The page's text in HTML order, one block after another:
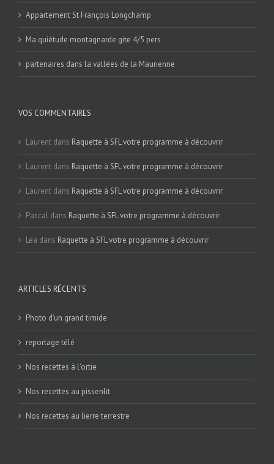
Appartement St François Longchamp
Ma quiétude montagnarde gite 4/5 pers
partenaires dans la vallées de la Maurienne
VOS COMMENTAIRES
Laurent dans Raquette à SFL votre programme à découvrir
Laurent dans Raquette à SFL votre programme à découvrir
Laurent dans Raquette à SFL votre programme à découvrir
Pascal dans Raquette à SFL votre programme à découvrir
Lea dans Raquette à SFL votre programme à découvrir
ARTICLES RÉCENTS
Photo d’un grand timide
reportage télé
Nos recettes à l’ortie
Nos recettes au pissenlit
Nos recettes au lierre terrestre